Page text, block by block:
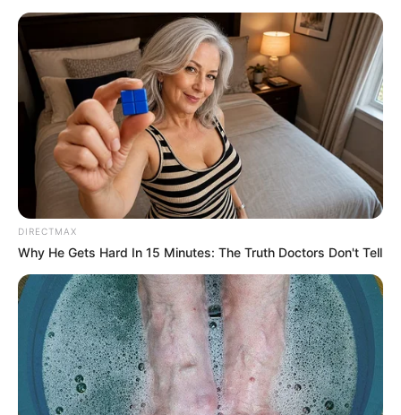
DIRECTMAX
Why He Gets Hard In 15 Minutes: The Truth Doctors Don't Tell